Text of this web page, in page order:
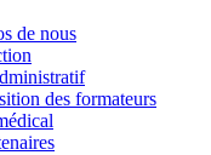
de nous
des formateurs